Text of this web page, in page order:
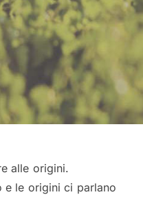
alle origini.
e le origini ci parlano